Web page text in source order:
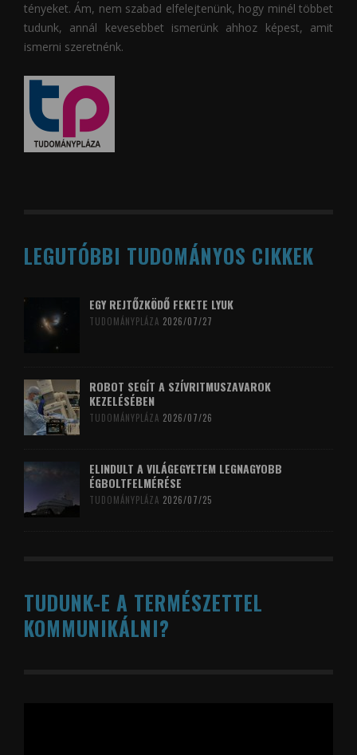
tényeket. Ám, nem szabad elfelejtenünk, hogy minél többet
tudunk, annál kevesebbet ismerünk ahhoz képest, amit
ismerni szeretnénk.
LEGUTÓBBI TUDOMÁNYOS CIKKEK
EGY REJTŐZKÖDŐ FEKETE LYUK
TUDOMÁNYPLÁZA 2026/07/27
ROBOT SEGÍT A SZÍVRITMUSZAVAROK
KEZELÉSÉBEN
TUDOMÁNYPLÁZA 2026/07/26
ELINDULT A VILÁGEGYETEM LEGNAGYOBB
ÉGBOLTFELMÉRÉSE
TUDOMÁNYPLÁZA 2026/07/25
TUDUNK-E A TERMÉSZETTEL
KOMMUNIKÁLNI?